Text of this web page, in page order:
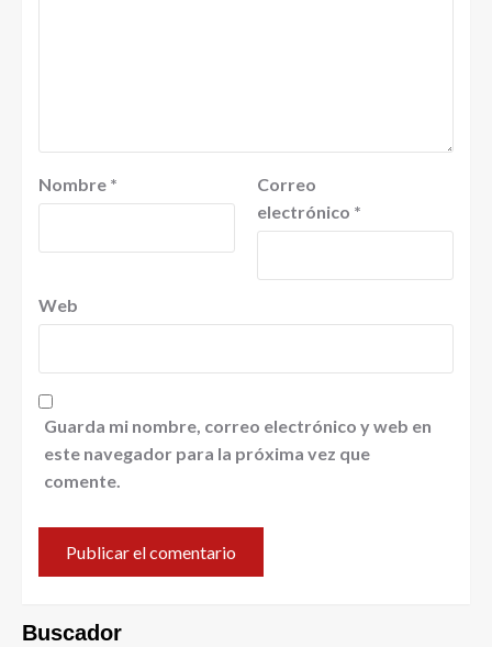
Nombre *
Correo
electrónico *
Web
Guarda mi nombre, correo electrónico y web en
este navegador para la próxima vez que
comente.
Buscador